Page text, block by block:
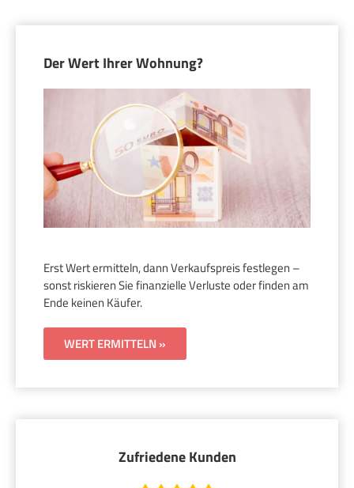
Der Wert Ihrer Wohnung?
Erst Wert ermitteln, dann Verkaufspreis festlegen –
sonst riskieren Sie finanzielle Verluste oder finden am
Ende keinen Käufer.
WERT ERMITTELN »
Zufriedene Kunden